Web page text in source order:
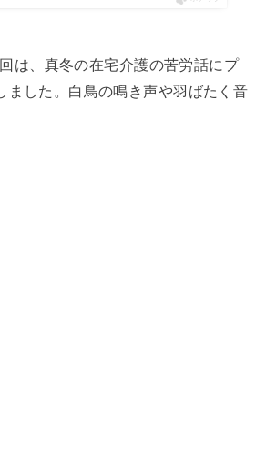
は、真冬の在宅介護の苦労話にプ
ました。白鳥の鳴き声や羽ばたく音